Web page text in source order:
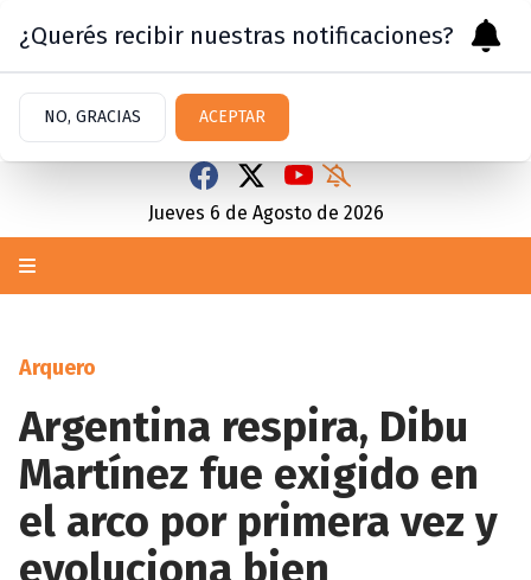
Jueves 6 de Agosto de 2026
Arquero
Argentina respira, Dibu
Martínez fue exigido en
el arco por primera vez y
evoluciona bien
¿Querés recibir nuestras notificaciones?
NO, GRACIAS ACEPTAR